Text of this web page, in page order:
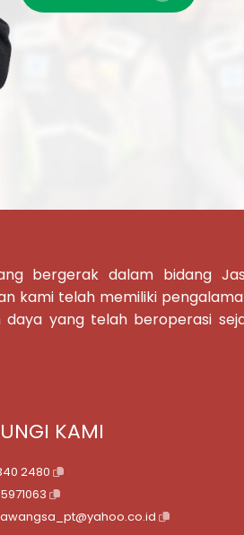
bergerak dalam bidang
kami telah memiliki
yang telah beroperasi
KAMI
2480